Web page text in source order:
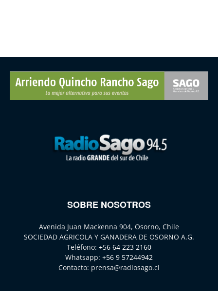
SOBRE NOSOTROS
Avenida Juan Mackenna 904, Osorno, Chile
SOCIEDAD AGRICOLA Y GANADERA DE OSORNO A.G.
Teléfono: +56 64 223 2160
Whatsapp: +56 9 57244942
Contacto: prensa@radiosago.cl